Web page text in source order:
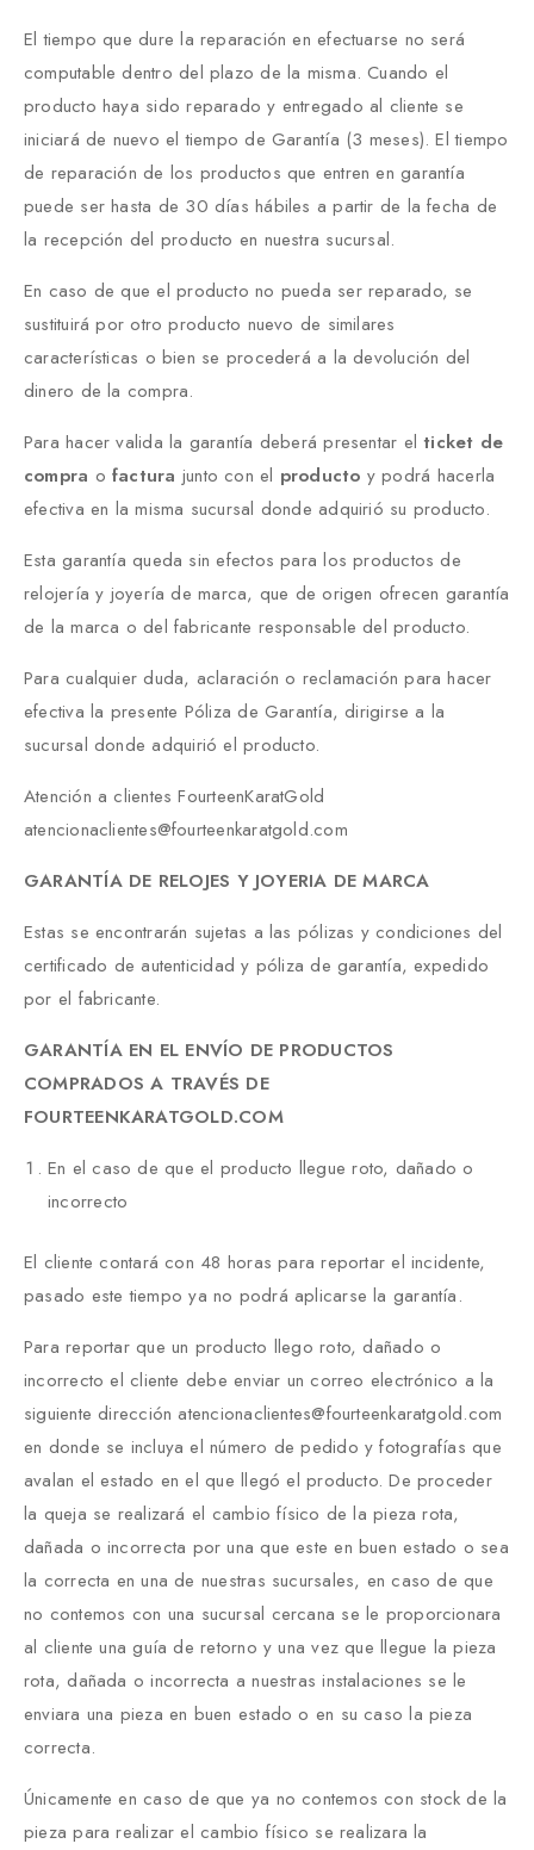
El tiempo que dure la reparación en efectuarse no será
computable dentro del plazo de la misma. Cuando el
producto haya sido reparado y entregado al cliente se
iniciará de nuevo el tiempo de Garantía (3 meses). El tiempo
de reparación de los productos que entren en garantía
puede ser hasta de 30 días hábiles a partir de la fecha de
la recepción del producto en nuestra sucursal.
En caso de que el producto no pueda ser reparado, se
sustituirá por otro producto nuevo de similares
características o bien se procederá a la devolución del
dinero de la compra.
Para hacer valida la garantía deberá presentar elticket de
compra ofactura junto con el producto y podrá hacerla
efectiva en la misma sucursal donde adquirió su producto.
Esta garantía queda sin efectos para los productos de
relojería y joyería de marca, que de origen ofrecen garantía
de la marca o del fabricante responsable del producto.
Para cualquier duda, aclaración o reclamación para hacer
efectiva la presente Póliza de Garantía, dirigirse a la
sucursal donde adquirió el producto.
Atención a clientes FourteenKaratGold
atencionaclientes@fourteenkaratgold.com
GARANTÍA DE RELOJES Y JOYERIA DE MARCA
Estas se encontrarán sujetas a las pólizas y condiciones del
certificado de autenticidad y póliza de garantía, expedido
por el fabricante.
GARANTÍA EN EL ENVÍO DE PRODUCTOS
COMPRADOS A TRAVÉS DE
FOURTEENKARATGOLD.COM
En el caso de que el producto llegue roto, dañado o
incorrecto
El cliente contará con 48 horas para reportar el incidente,
pasado este tiempo ya no podrá aplicarse la garantía.
Para reportar que un producto llego roto, dañado o
incorrecto el cliente debe enviar un correo electrónico a la
siguiente dirección atencionaclientes@fourteenkaratgold.com
en donde se incluya el número de pedido y fotografías que
avalan el estado en el que llegó el producto. De proceder
la queja se realizará el cambio físico de la pieza rota,
dañada o incorrecta por una que este en buen estado o sea
la correcta en una de nuestras sucursales, en caso de que
no contemos con una sucursal cercana se le proporcionara
al cliente una guía de retorno y una vez que llegue la pieza
rota, dañada o incorrecta a nuestras instalaciones se le
enviara una pieza en buen estado o en su caso la pieza
correcta.
Únicamente en caso de que ya no contemos con stock de la
pieza para realizar el cambio físico se realizara la